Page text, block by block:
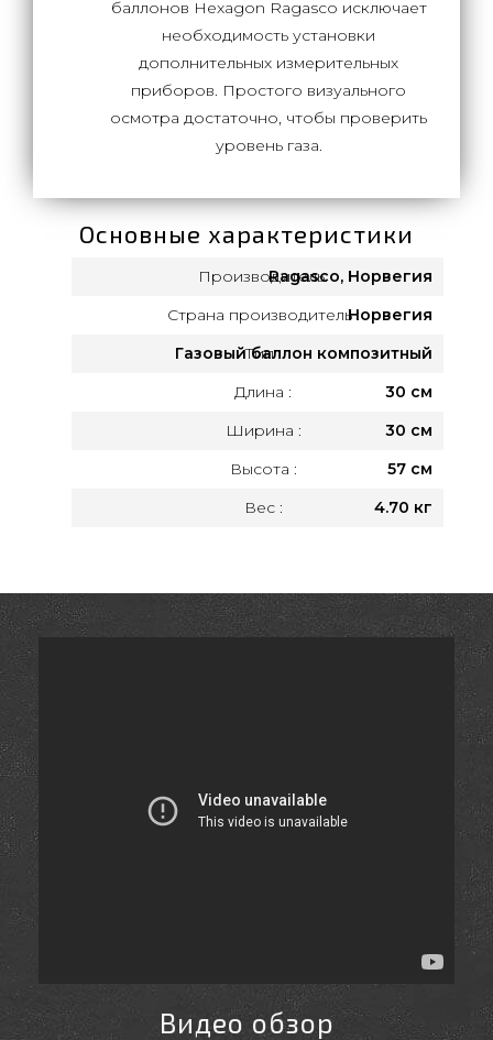
баллонов Hexagon Ragasco исключает
необходимость установки
дополнительных измерительных
приборов. Простого визуального
осмотра достаточно, чтобы проверить
уровень газа.
Основные характеристики
Производитель:Ragasco, Норвегия
Страна производитель :Норвегия
Тип :
Газовый баллон композитный
Длина :
30 см
Ширина :
30 см
Высота :
57 см
Вес :
4.70 кг
Видео обзор